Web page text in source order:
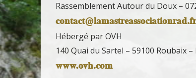
Rassemblement Autour du Doux –
contact@lamastreassociationrad.fr
Hébergé par OVH
140 Quai du Sartel – 59100 Roubaix –
www.ovh.com